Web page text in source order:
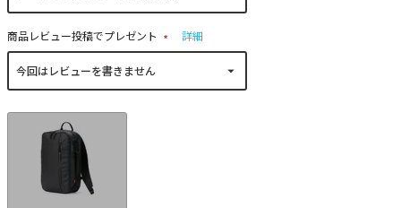
商品レビュー投稿でプレゼント
(
詳細